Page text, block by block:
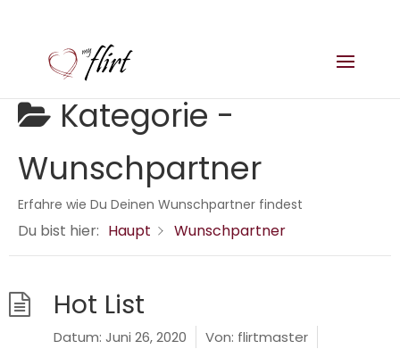
Kategorie -
Wunschpartner
Erfahre wie Du Deinen Wunschpartner findest
Du bist hier: Haupt Wunschpartner
Hot List
Datum: Juni 26, 2020 Von: flirtmaster